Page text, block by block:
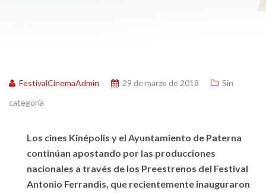
FestivalCinemaAdmin 29 de marzo de 2018
Sin
categoría
Los cines Kinépolis y el Ayuntamiento de Paterna
continúan apostando por las producciones
nacionales a través de los Preestrenos del Festival
Antonio Ferrandis, que recientemente inauguraron